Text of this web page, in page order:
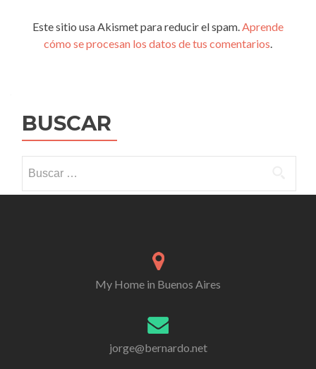
Este sitio usa Akismet para reducir el spam.Aprende
cómo se procesan los datos de tus comentarios.
BUSCAR
My Home in Buenos Aires
jorge@bernardo.net